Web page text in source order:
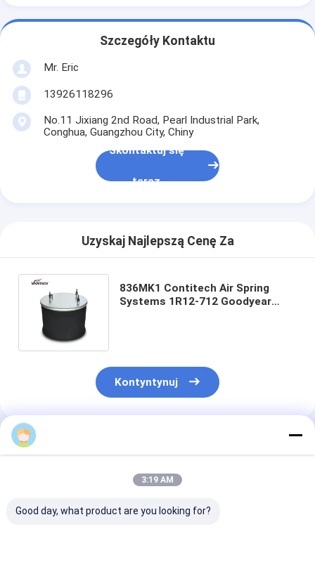
Szczegóły Kontaktu
Mr. Eric
13926118296
No.11 Jixiang 2nd Road, Pearl Industrial Park,
Conghua, Guangzhou City, Chiny
Skontaktuj się
teraz
Uzyskaj Najlepszą Cenę Za
836MK1 Contitech Air Spring
Systems 1R12-712 Goodyear
Kontyntynuj
Polecane Produkty
3:19 AM
Good day, what product are you looking for?